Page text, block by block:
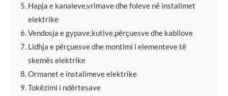
Hapja e kanaleve,vrimave dhe foleve në instalimet
elektrike
Vendosja e gypave,kutive,përçuesve dhe kabllove
Lidhja e përçuesve dhe montimi i elementeve të
skemës elektrike
Ormanet e instalimeve elektrike
Tokëzimi i ndërtesave